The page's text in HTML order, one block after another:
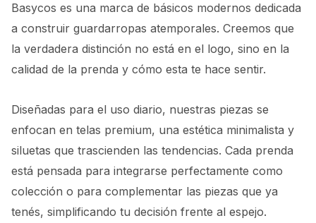
Basycos es una marca de básicos modernos dedicada
a construir guardarropas atemporales. Creemos que
la verdadera distinción no está en el logo, sino en la
calidad de la prenda y cómo esta te hace sentir.
Diseñadas para el uso diario, nuestras piezas se
enfocan en telas premium, una estética minimalista y
siluetas que trascienden las tendencias. Cada prenda
está pensada para integrarse perfectamente como
colección o para complementar las piezas que ya
tenés, simplificando tu decisión frente al espejo.